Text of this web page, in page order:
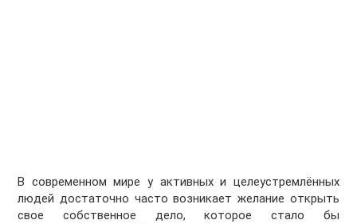
В современном мире у активных и целеустремлённых
людей достаточно часто возникает желание открыть
свое собственное дело, которое стало бы